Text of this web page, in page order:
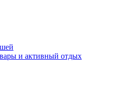
и активный отдых